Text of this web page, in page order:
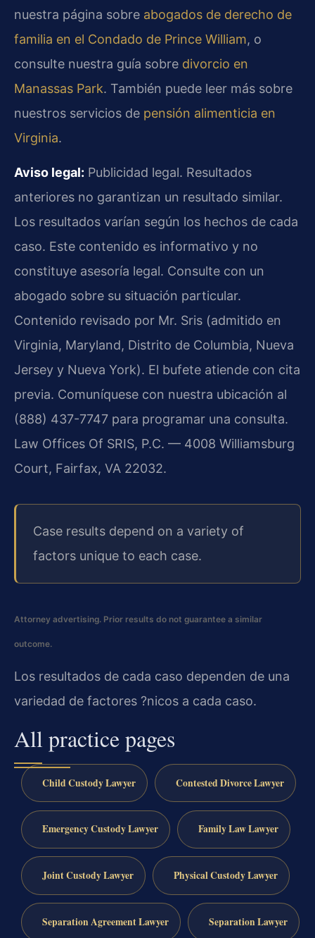
nuestra página sobre abogados de derecho de
familia en el Condado de Prince William, o
consulte nuestra guía sobre divorcio en
Manassas Park. También puede leer más sobre
nuestros servicios de pensión alimenticia en
Virginia.
Aviso legal: Publicidad legal. Resultados
anteriores no garantizan un resultado similar.
Los resultados varían según los hechos de cada
caso. Este contenido es informativo y no
constituye asesoría legal. Consulte con un
abogado sobre su situación particular.
Contenido revisado por Mr. Sris (admitido en
Virginia, Maryland, Distrito de Columbia, Nueva
Jersey y Nueva York). El bufete atiende con cita
previa. Comuníquese con nuestra ubicación al
(888) 437-7747 para programar una consulta.
Law Offices Of SRIS, P.C. — 4008 Williamsburg
Court, Fairfax, VA 22032.
Case results depend on a variety of
factors unique to each case.
Attorney advertising. Prior results do not guarantee a similar
outcome.
Los resultados de cada caso dependen de una
variedad de factores ?nicos a cada caso.
All practice pages
Child Custody Lawyer Contested Divorce Lawyer
Emergency Custody Lawyer Family Law Lawyer
Joint Custody Lawyer Physical Custody Lawyer
Separation Agreement Lawyer Separation Lawyer